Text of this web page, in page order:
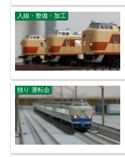
入線・整備・加工
独り 運転会